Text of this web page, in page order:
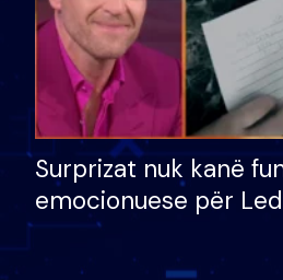
Surprizat nuk kanë
emocionuese për
nëna dhe fëmijët e
nuk i mban dot lotët: